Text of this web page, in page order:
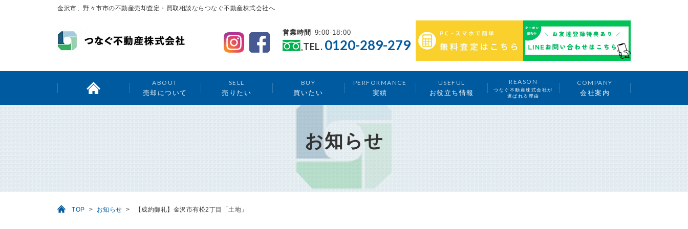
金沢市、野々市市の不動産売却査定・買取相談ならつなぐ不動産株式会社へ
営業時間 9:00-18:00
TEL. 0120-289-279
ABOUT
売却について
SELL
売りたい
BUY
買いたい
PERFORMANCE
実績
USEFUL
お役立ち情報
REASON
つなぐ不動産株式会社が
選ばれる理由
COMPANY
会社案内
お知らせ
TOP > お知らせ > 【成約御礼】金沢市有松2丁目「土地」